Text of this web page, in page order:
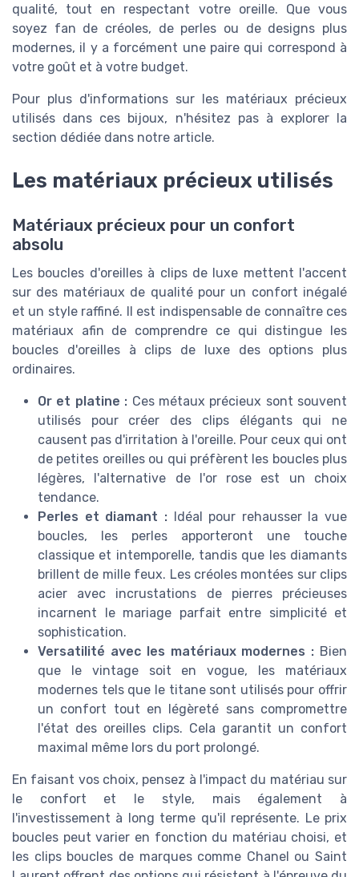
qualité, tout en respectant votre oreille. Que vous
soyez fan de créoles, de perles ou de designs plus
modernes, il y a forcément une paire qui correspond à
votre goût et à votre budget.
Pour plus d'informations sur les matériaux précieux
utilisés dans ces bijoux, n'hésitez pas à explorer la
section dédiée dans notre article.
Les matériaux précieux utilisés
Matériaux précieux pour un confort
absolu
Les boucles d'oreilles à clips de luxe mettent l'accent
sur des matériaux de qualité pour un confort inégalé
et un style raffiné. Il est indispensable de connaître ces
matériaux afin de comprendre ce qui distingue les
boucles d'oreilles à clips de luxe des options plus
ordinaires.
Or et platine : Ces métaux précieux sont souvent
utilisés pour créer des clips élégants qui ne
causent pas d'irritation à l'oreille. Pour ceux qui ont
de petites oreilles ou qui préfèrent les boucles plus
légères, l'alternative de l'or rose est un choix
tendance.
Perles et diamant :Idéal pour rehausser la vue
boucles, les perles apporteront une touche
classique et intemporelle, tandis que les diamants
brillent de mille feux. Les créoles montées sur clips
acier avec incrustations de pierres précieuses
incarnent le mariage parfait entre simplicité et
sophistication.
Versatilité avec les matériaux modernes : Bien
que le vintage soit en vogue, les matériaux
modernes tels que le titane sont utilisés pour offrir
un confort tout en légèreté sans compromettre
l'état des oreilles clips. Cela garantit un confort
maximal même lors du port prolongé.
En faisant vos choix, pensez à l'impact du matériau sur
le confort et le style, mais également à
l'investissement à long terme qu'il représente. Le prix
boucles peut varier en fonction du matériau choisi, et
les clips boucles de marques comme Chanel ou Saint